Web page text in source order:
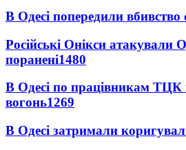
В Одесі попередили вбивство
Російські Онікси атакували
поранені1480
В Одесі по працівникам ТЦК
вогонь1269
В Одесі затримали